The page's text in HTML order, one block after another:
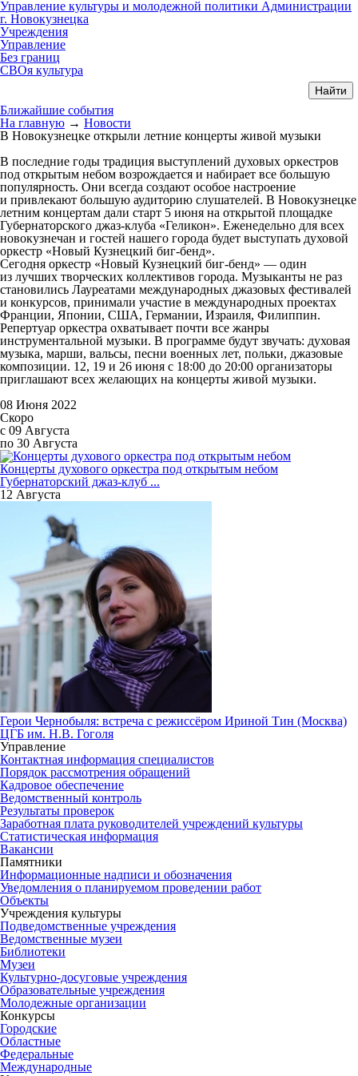
Управление культуры и молодежной политики Администрации
г. Новокузнецка
Учреждения
Управление
Без границ
СВОя культура
Ближайшие события
На главную → Новости
В Новокузнецке открыли летние концерты живой музыки
В последние годы традиция выступлений духовых оркестров
под открытым небом возрождается и набирает все большую
популярность. Они всегда создают особое настроение
и привлекают большую аудиторию слушателей. В Новокузнецке
летним концертам дали старт 5 июня на открытой площадке
Губернаторского джаз-клуба «Геликон». Еженедельно для всех
новокузнечан и гостей нашего города будет выступать духовой
оркестр «Новый Кузнецкий биг-бенд».
Сегодня оркестр «Новый Кузнецкий биг-бенд» — один
из лучших творческих коллективов города. Музыканты не раз
становились Лауреатами международных джазовых фестивалей
и конкурсов, принимали участие в международных проектах
Франции, Японии, США, Германии, Израиля, Филиппин.
Репертуар оркестра охватывает почти все жанры
инструментальной музыки. В программе будут звучать: духовая
музыка, марши, вальсы, песни военных лет, польки, джазовые
композиции. 12, 19 и 26 июня с 18:00 до 20:00 организаторы
приглашают всех желающих на концерты живой музыки.
08 Июня 2022
Скоро
с 09 Августа
по 30 Августа
Концерты духового оркестра под открытым небом
Губернаторский джаз-клуб ...
12 Августа
Герои Чернобыля: встреча с режиссёром Ириной Тин (Москва)
ЦГБ им. Н.В. Гоголя
Управление
Контактная информация специалистов
Порядок рассмотрения обращений
Кадровое обеспечение
Ведомственный контроль
Результаты проверок
Заработная плата руководителей учреждений культуры
Статистическая информация
Вакансии
Памятники
Информационные надписи и обозначения
Уведомления о планируемом проведении работ
Объекты
Учреждения культуры
Подведомственные учреждения
Ведомственные музеи
Библиотеки
Музеи
Культурно-досуговые учреждения
Образовательные учреждения
Молодежные организации
Конкурсы
Городские
Областные
Федеральные
Международные